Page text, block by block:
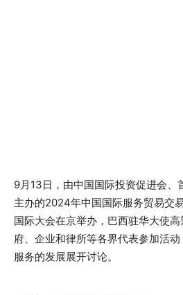
9月13日，由中国国际投资促进会、
主办的2024年中国国际服务贸易交
国际大会在京举办，巴西驻华大使
府、企业和律所等各界代表参加活
服务的发展展开讨论。